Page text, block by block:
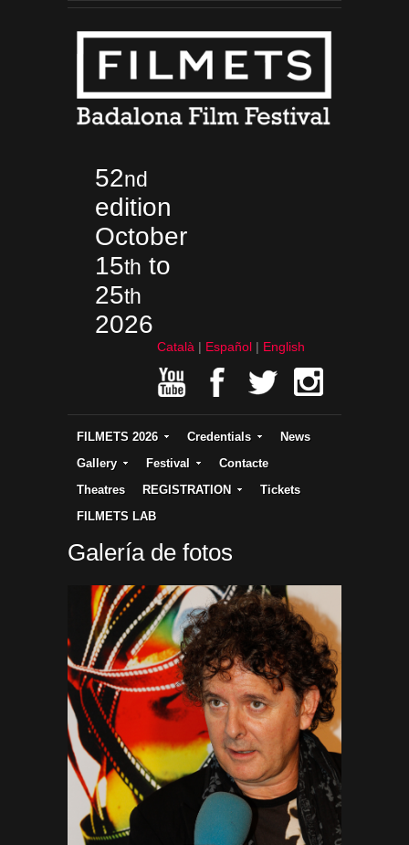
52nd
edition
October
15th to
25th
2026
Català Español English
FILMETS 2026 Credentials
News
Gallery
Festival
Contacte
Theatres
REGISTRATION
Tickets
FILMETS LAB
Galería de fotos